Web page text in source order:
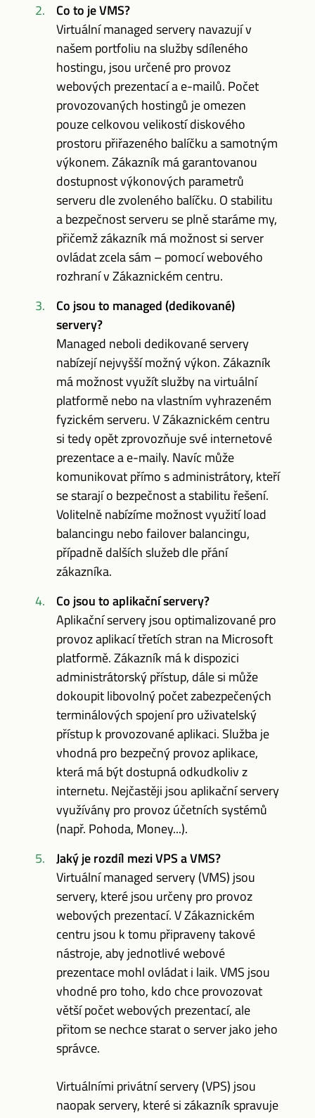
Co to je VMS?
Virtuální managed servery navazují v
našem portfoliu na služby sdíleného
hostingu, jsou určené pro provoz
webových prezentací a e-mailů. Počet
provozovaných hostingů je omezen
pouze celkovou velikostí diskového
prostoru přiřazeného balíčku a samotným
výkonem. Zákazník má garantovanou
dostupnost výkonových parametrů
serveru dle zvoleného balíčku. O stabilitu
a bezpečnost serveru se plně staráme my,
přičemž zákazník má možnost si server
ovládat zcela sám – pomocí webového
rozhraní v Zákaznickém centru.
Co jsou to managed (dedikované)
servery?
Managed neboli dedikované servery
nabízejí nejvyšší možný výkon. Zákazník
má možnost využít služby na virtuální
platformě nebo na vlastním vyhrazeném
fyzickém serveru. V Zákaznickém centru
si tedy opět zprovozňuje své internetové
prezentace a e-maily. Navíc může
komunikovat přímo s administrátory, kteří
se starají o bezpečnost a stabilitu řešení.
Volitelně nabízíme možnost využití load
balancingu nebo failover balancingu,
případně dalších služeb dle přání
zákazníka.
Co jsou to aplikační servery?
Aplikační servery jsou optimalizované pro
provoz aplikací třetích stran na Microsoft
platformě. Zákazník má k dispozici
administrátorský přístup, dále si může
dokoupit libovolný počet zabezpečených
terminálových spojení pro uživatelský
přístup k provozované aplikaci. Služba je
vhodná pro bezpečný provoz aplikace,
která má být dostupná odkudkoliv z
internetu. Nejčastěji jsou aplikační servery
využívány pro provoz účetních systémů
(např. Pohoda, Money...).
Jaký je rozdíl mezi VPS a VMS?
Virtuální managed servery (VMS) jsou
servery, které jsou určeny pro provoz
webových prezentací. V Zákaznickém
centru jsou k tomu připraveny takové
nástroje, aby jednotlivé webové
prezentace mohl ovládat i laik. VMS jsou
vhodné pro toho, kdo chce provozovat
větší počet webových prezentací, ale
přitom se nechce starat o server jako jeho
správce.
Virtuálními privátní servery (VPS) jsou
naopak servery, které si zákazník spravuje